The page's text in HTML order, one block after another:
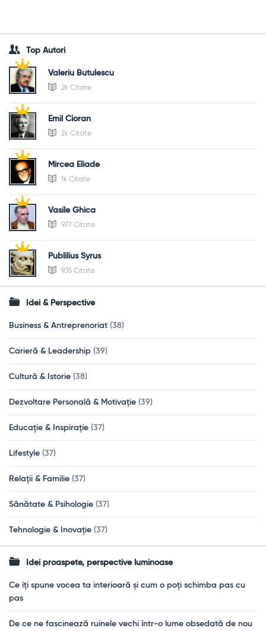
Top Autori
Valeriu Butulescu
2k Citate
Emil Cioran
2k Citate
Mircea Eliade
1k Citate
Vasile Ghica
977 Citate
Publilius Syrus
935 Citate
Idei & Perspective
Business & Antreprenoriat (38)
Carieră & Leadership (39)
Cultură & Istorie (38)
Dezvoltare Personală & Motivație (39)
Educație & Inspirație (37)
Lifestyle (37)
Relații & Familie (37)
Sănătate & Psihologie (37)
Tehnologie & Inovație (37)
Idei proaspete, perspective luminoase
Ce îți spune vocea ta interioară și cum o poți schimba pas cu
pas
De ce ne fascinează ruinele vechi într-o lume obsedată de nou